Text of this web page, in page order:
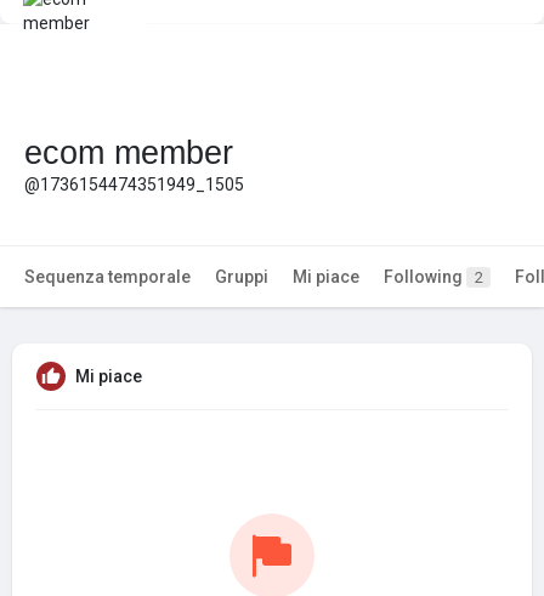
ecom member
@1736154474351949_1505
Sequenza temporale Gruppi Mi piace Following 2
Mi piace